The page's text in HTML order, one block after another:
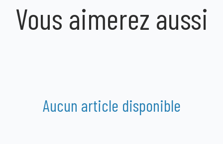
Vous aimerez aussi
Aucun article disponible